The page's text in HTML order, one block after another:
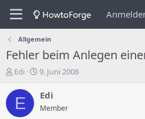
Allgemein
Fehler beim Anlegen
E
s
e
Edi
E
s
e
9. Juni 2008
E Edi
Member